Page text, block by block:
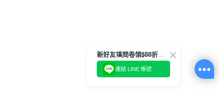
新好友填問卷領$88折扣金
連結 LINE 帳號